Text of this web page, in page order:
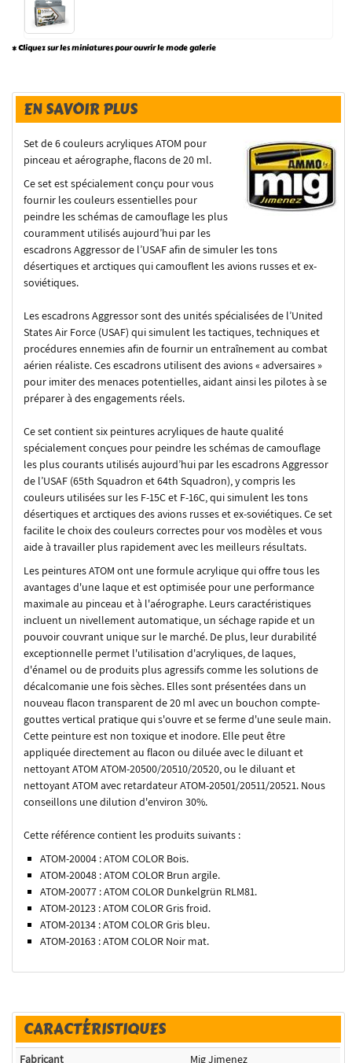
* Cliquez sur les miniatures pour ouvrir le mode galerie
EN SAVOIR PLUS
Set de 6 couleurs acryliques ATOM pour
pinceau et aérographe, flacons de 20 ml.
Ce set est spécialement conçu pour vous
fournir les couleurs essentielles pour
peindre les schémas de camouflage les plus
couramment utilisés aujourd’hui par les
escadrons Aggressor de l’USAF afin de simuler les tons
désertiques et arctiques qui camouflent les avions russes et ex-
soviétiques.
Les escadrons Aggressor sont des unités spécialisées de l’United
States Air Force (USAF) qui simulent les tactiques, techniques et
procédures ennemies afin de fournir un entraînement au combat
aérien réaliste. Ces escadrons utilisent des avions « adversaires »
pour imiter des menaces potentielles, aidant ainsi les pilotes à se
préparer à des engagements réels.
Ce set contient six peintures acryliques de haute qualité
spécialement conçues pour peindre les schémas de camouflage
les plus courants utilisés aujourd’hui par les escadrons Aggressor
de l’USAF (65th Squadron et 64th Squadron), y compris les
couleurs utilisées sur les F-15C et F-16C, qui simulent les tons
désertiques et arctiques des avions russes et ex-soviétiques. Ce set
facilite le choix des couleurs correctes pour vos modèles et vous
aide à travailler plus rapidement avec les meilleurs résultats.
Les peintures ATOM ont une formule acrylique qui offre tous les
avantages d'une laque et est optimisée pour une performance
maximale au pinceau et à l'aérographe. Leurs caractéristiques
incluent un nivellement automatique, un séchage rapide et un
pouvoir couvrant unique sur le marché. De plus, leur durabilité
exceptionnelle permet l'utilisation d'acryliques, de laques,
d'énamel ou de produits plus agressifs comme les solutions de
décalcomanie une fois sèches. Elles sont présentées dans un
nouveau flacon transparent de 20 ml avec un bouchon compte-
gouttes vertical pratique qui s'ouvre et se ferme d'une seule main.
Cette peinture est non toxique et inodore. Elle peut être
appliquée directement au flacon ou diluée avec le diluant et
nettoyant ATOM ATOM-20500/20510/20520, ou le diluant et
nettoyant ATOM avec retardateur ATOM-20501/20511/20521. Nous
conseillons une dilution d'environ 30%.
Cette référence contient les produits suivants :
ATOM-20004 : ATOM COLOR Bois.
ATOM-20048 : ATOM COLOR Brun argile.
ATOM-20077 : ATOM COLOR Dunkelgrün RLM81.
ATOM-20123 : ATOM COLOR Gris froid.
ATOM-20134 : ATOM COLOR Gris bleu.
ATOM-20163 : ATOM COLOR Noir mat.
CARACTÉRISTIQUES
Fabricant Mig Jimenez